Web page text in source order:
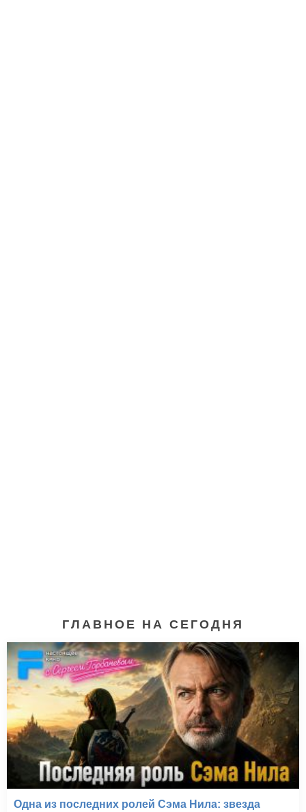
Охотники за разумом
(2004)
ГЛАВНОЕ НА СЕГОДНЯ
Одна из последних ролей Сэма Нила: звезда